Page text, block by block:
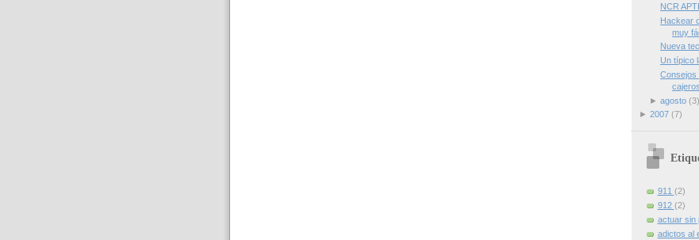
NCR
Hackear
muy
Nueva
Un típico
Consejos
► agosto (3)
► 2007 (7)
911 (2)
912 (2)
actuar sin
adictos al